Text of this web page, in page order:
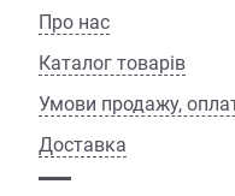
Про нас
Каталог товарів
Умови продажу,
Доставка